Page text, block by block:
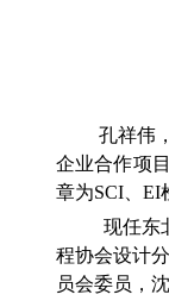
孔祥伟
企业合作项
章为SCI、EI
现任东
程协会设计
员会委员，